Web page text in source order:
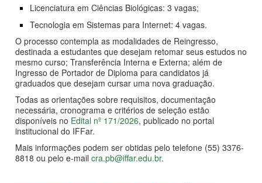
Licenciatura em Ciências Biológicas: 3 vagas;
Tecnologia em Sistemas para Internet: 4 vagas.
O processo contempla as modalidades de Reingresso,
destinada a estudantes que desejam retomar seus estudos no
mesmo curso; Transferência Interna e Externa; além de
Ingresso de Portador de Diploma para candidatos já
graduados que desejam cursar uma nova graduação.
Todas as orientações sobre requisitos, documentação
necessária, cronograma e critérios de seleção estão
disponíveis no Edital nº 171/2026, publicado no portal
institucional do IFFar.
Mais informações podem ser obtidas pelo telefone (55) 3376-
8818 ou pelo e-mail cra.pb@iffar.edu.br.